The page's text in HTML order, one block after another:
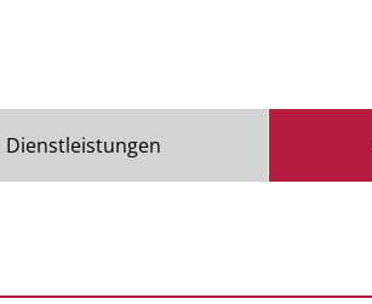
Dienstleistungen